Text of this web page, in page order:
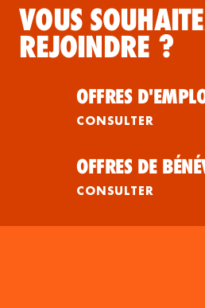
VOUS
REJOINDRE ?
OFFRES
CONSULTER
OFFRES DE
CONSULTER